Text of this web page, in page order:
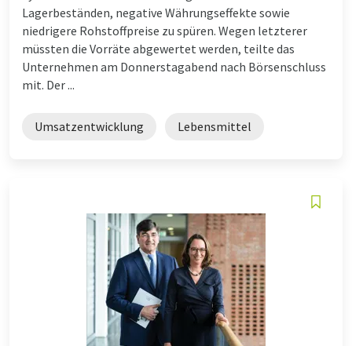
Lagerbeständen, negative Währungseffekte sowie
niedrigere Rohstoffpreise zu spüren. Wegen letzterer
müssten die Vorräte abgewertet werden, teilte das
Unternehmen am Donnerstagabend nach Börsenschluss
mit. Der ...
Umsatzentwicklung Lebensmittel